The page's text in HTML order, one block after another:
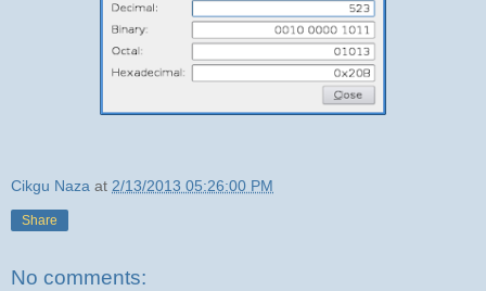
Cikgu Naza at 2/13/2013 05:26:00 PM
Share
No comments: